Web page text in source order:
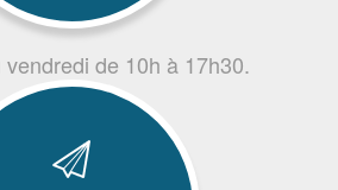
de 10h à 17h30.